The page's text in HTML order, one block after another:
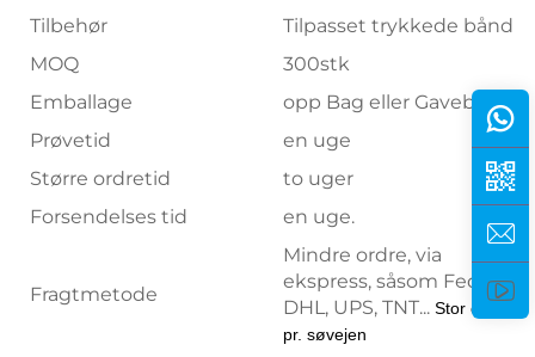
Tilbehør
Tilpasset trykkede bånd
MOQ
300stk
Emballage
opp Bag eller Gaveboks
Prøvetid
en uge
Større ordretid
to uger
Forsendelses tid
en uge.
Fragtmetode
Mindre ordre, via
ekspress, såsom FedEx,
DHL, UPS, TNT... Stor ordre,
pr. søvejen